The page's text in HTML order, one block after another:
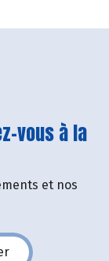
vous à la
et nos